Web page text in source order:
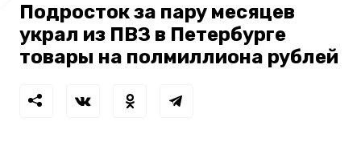
Подросток за пару месяцев
украл из ПВЗ в Петербурге
товары на полмиллиона рублей